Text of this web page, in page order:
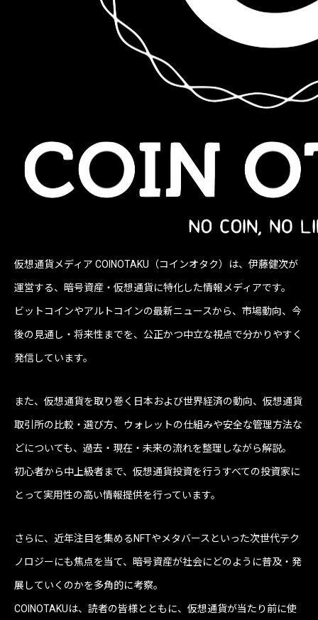
仮想通貨メディア COINOTAKU（コインオタク）は、伊藤健次が
運営する、暗号資産・仮想通貨に特化した情報メディアです。
ビットコインやアルトコインの最新ニュースから、市場動向、今
後の見通し・将来性までを、公正かつ中立な視点で分かりやすく
発信しています。
また、仮想通貨を取り巻く日本および世界経済の動向、仮想通貨
取引所の比較・選び方、ウォレットの仕組みや安全な管理方法な
どについても、過去・現在・未来の流れを整理しながら解説。
初心者から中上級者まで、仮想通貨投資を行うすべての投資家に
とって実用性の高い情報提供を行っています。
さらに、近年注目を集めるNFTやメタバースといった次世代テク
ノロジーにも焦点を当て、暗号資産が社会にどのように普及・発
展していくのかを多角的に考察。
COINOTAKUは、読者の皆様とともに、仮想通貨が当たり前に使